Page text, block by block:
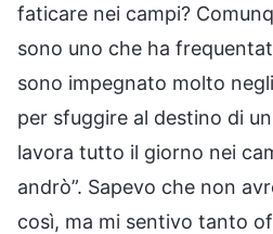
faticare nei campi?
sono uno che ha
sono impegnato molto
per sfuggire al destino di
lavora tutto il giorno nei
andrò”. Sapevo che non
così, ma mi sentivo tanto